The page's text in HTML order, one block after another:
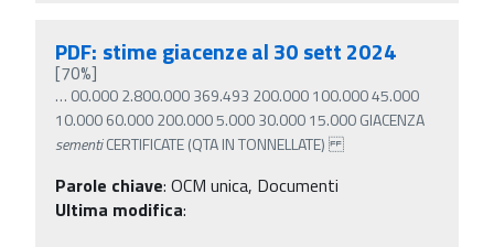
PDF: stime giacenze al 30 sett 2024
[70%]
… 00.000 2.800.000 369.493 200.000 100.000 45.000
10.000 60.000 200.000 5.000 30.000 15.000 GIACENZA
sementiCERTIFICATE (QTA IN TONNELLATE)
Parole chiave: OCM unica, Documenti
Ultima modifica: